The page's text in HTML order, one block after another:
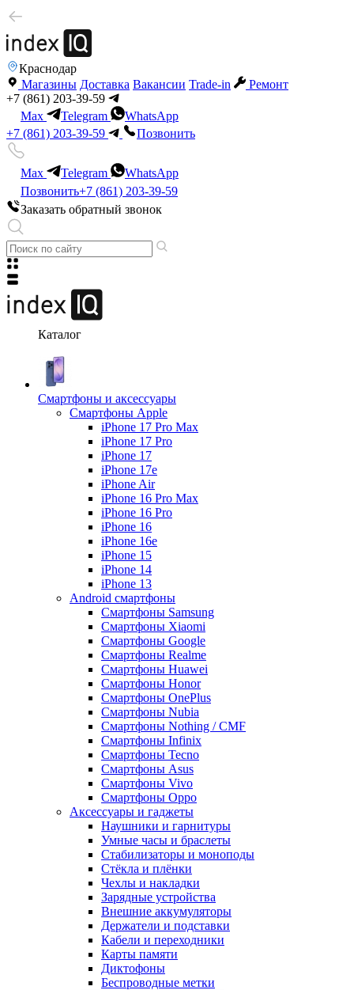
Краснодар
Магазины Доставка Вакансии Trade-in
Ремонт
+7 (861) 203-39-59
Max
Telegram
WhatsApp
+7 (861) 203-39-59
Позвонить
Max Telegram
WhatsApp
Позвонить+7 (861) 203-39-59
Заказать обратный звонок
Каталог
Смартфоны и аксессуары
Смартфоны Apple
iPhone 17 Pro Max
iPhone 17 Pro
iPhone 17
iPhone 17e
iPhone Air
iPhone 16 Pro Max
iPhone 16 Pro
iPhone 16
iPhone 16e
iPhone 15
iPhone 14
iPhone 13
Android cмартфоны
Смартфоны Samsung
Смартфоны Xiaomi
Смартфоны Google
Смартфоны Realme
Смартфоны Huawei
Смартфоны Honor
Смартфоны OnePlus
Смартфоны Nubia
Смартфоны Nothing / CMF
Смартфоны Infinix
Смартфоны Tecno
Смартфоны Asus
Смартфоны Vivo
Смартфоны Oppo
Аксессуары и гаджеты
Наушники и гарнитуры
Умные часы и браслеты
Стабилизаторы и моноподы
Стёкла и плёнки
Чехлы и накладки
Зарядные устройства
Внешние аккумуляторы
Держатели и подставки
Кабели и переходники
Карты памяти
Диктофоны
Беспроводные метки